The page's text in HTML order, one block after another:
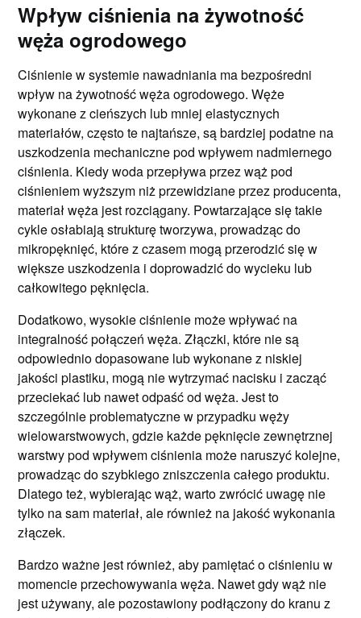
Wpływ ciśnienia na żywotność
węża ogrodowego
Ciśnienie w systemie nawadniania ma bezpośredni
wpływ na żywotność węża ogrodowego. Węże
wykonane z cieńszych lub mniej elastycznych
materiałów, często te najtańsze, są bardziej podatne na
uszkodzenia mechaniczne pod wpływem nadmiernego
ciśnienia. Kiedy woda przepływa przez wąż pod
ciśnieniem wyższym niż przewidziane przez producenta,
materiał węża jest rozciągany. Powtarzające się takie
cykle osłabiają strukturę tworzywa, prowadząc do
mikropęknięć, które z czasem mogą przerodzić się w
większe uszkodzenia i doprowadzić do wycieku lub
całkowitego pęknięcia.
Dodatkowo, wysokie ciśnienie może wpływać na
integralność połączeń węża. Złączki, które nie są
odpowiednio dopasowane lub wykonane z niskiej
jakości plastiku, mogą nie wytrzymać nacisku i zacząć
przeciekać lub nawet odpaść od węża. Jest to
szczególnie problematyczne w przypadku węży
wielowarstwowych, gdzie każde pęknięcie zewnętrznej
warstwy pod wpływem ciśnienia może naruszyć kolejne,
prowadząc do szybkiego zniszczenia całego produktu.
Dlatego też, wybierając wąż, warto zwrócić uwagę nie
tylko na sam materiał, ale również na jakość wykonania
złączek.
Bardzo ważne jest również, aby pamiętać o ciśnieniu w
momencie przechowywania węża. Nawet gdy wąż nie
jest używany, ale pozostawiony podłączony do kranu z